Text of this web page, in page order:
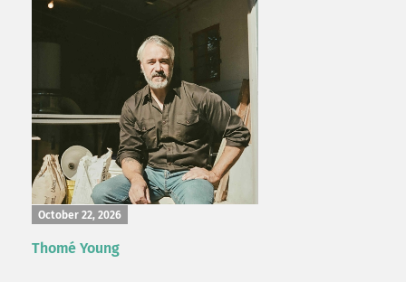
October 22, 2026
Thomé Young